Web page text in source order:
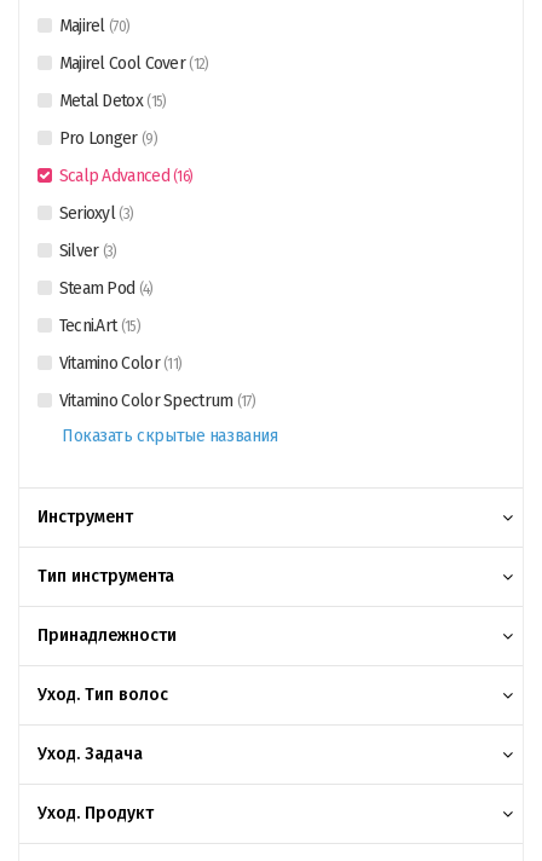
Majirel (70)
Majirel Cool Cover (12)
Metal Detox (15)
Pro Longer (9)
Scalp Advanced(16)
Serioxyl (3)
Silver (3)
Steam Pod (4)
Tecni.Art (15)
Vitamino Color (11)
Vitamino Color Spectrum (17)
Показать скрытые названия
Инструмент
Тип инструмента
Принадлежности
Уход. Тип волос
Уход. Задача
Уход. Продукт